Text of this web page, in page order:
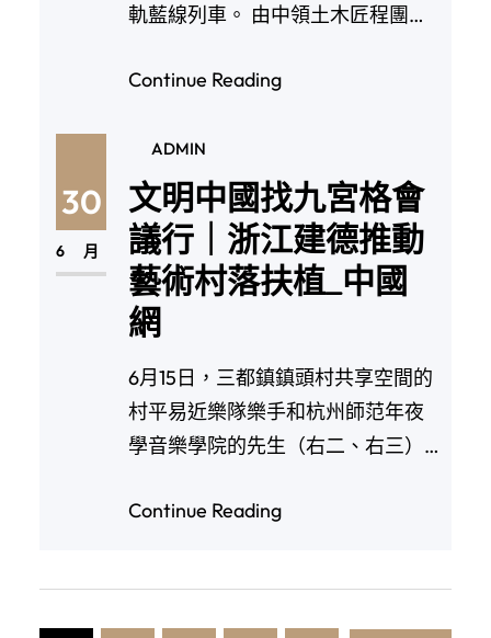
軌藍線列車。 由中領土木匠程團體
Continue Reading
30
6 月
ADMIN
文明中國找九宮格會
議行｜浙江建德推動
藝術村落扶植_中國
網
6月15日，三都鎮鎮頭村共享空間的
村平易近樂隊樂手和杭州師范年夜
學音樂學院的先生（右二、右三）
Continue Reading